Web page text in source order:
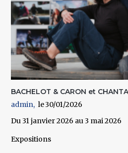
BACHELOT & CARON et
admin
30/01/2026
Du 31 janvier 2026 au 3 mai 2026
Expositions